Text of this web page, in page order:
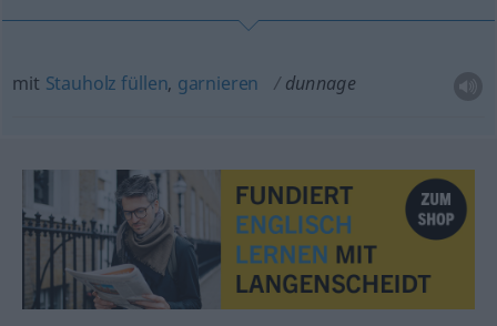
mit Stauholz füllen, garnieren dunnage